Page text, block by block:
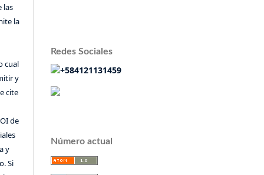
las
la
cual
y
cite
de
y
Si
Redes Sociales
+584121131459
Número actual